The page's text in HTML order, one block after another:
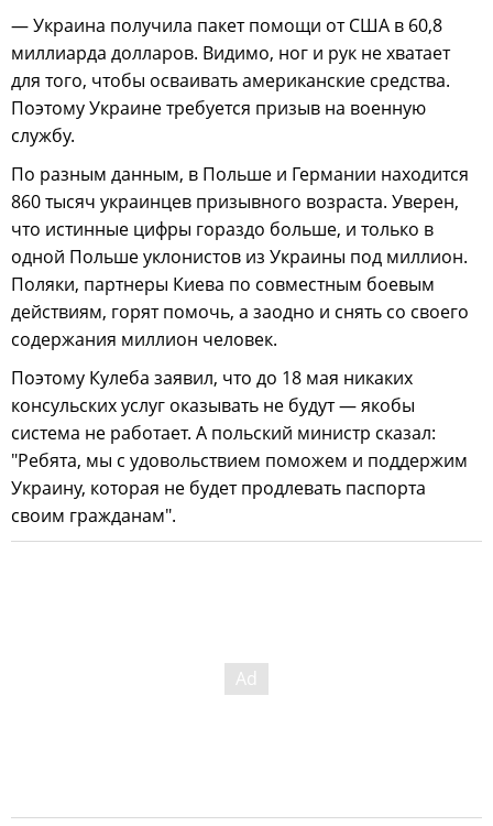
— Украина получила пакет помощи от США в 60,8
миллиарда долларов. Видимо, ног и рук не хватает
для того, чтобы осваивать американские средства.
Поэтому Украине требуется призыв на военную
службу.
По разным данным, в Польше и Германии находится
860 тысяч украинцев призывного возраста. Уверен,
что истинные цифры гораздо больше, и только в
одной Польше уклонистов из Украины под миллион.
Поляки, партнеры Киева по совместным боевым
действиям, горят помочь, а заодно и снять со своего
содержания миллион человек.
Поэтому Кулеба заявил, что до 18 мая никаких
консульских услуг оказывать не будут — якобы
система не работает. А польский министр сказал:
"Ребята, мы с удовольствием поможем и поддержим
Украину, которая не будет продлевать паспорта
своим гражданам".